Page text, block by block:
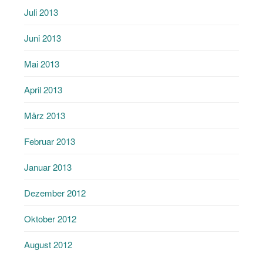
Juli 2013
Juni 2013
Mai 2013
April 2013
März 2013
Februar 2013
Januar 2013
Dezember 2012
Oktober 2012
August 2012